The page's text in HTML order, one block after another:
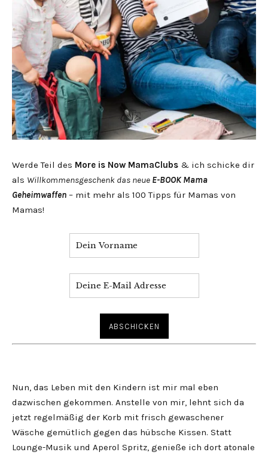
Werde Teil des More is Now MamaClubs & ich schicke dir
als Willkommensgeschenk das neue E-BOOK Mama
Geheimwaffen – mit mehr als 100 Tipps für Mamas von
Mamas!
Nun, das Leben mit den Kindern ist mir mal eben
dazwischen gekommen. Anstelle von mir, lehnt sich da
jetzt regelmäßig der Korb mit frisch gewaschener
Wäsche gemütlich gegen das hübsche Kissen. Statt
Lounge-Musik und Aperol Spritz, genieße ich dort atonale